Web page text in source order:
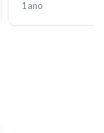
1 ano